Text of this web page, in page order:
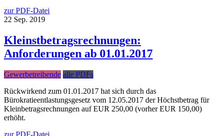
zur PDF-Datei
22 Sep. 2019
Kleinstbetragsrechnungen:
Anforderungen ab 01.01.2017
Gewerbetreibende alle PDFs
Rückwirkend zum 01.01.2017 hat sich durch das
Bürokratieentlastungsgesetz vom 12.05.2017 der Höchstbetrag für
Kleinbetragsrechnungen auf EUR 250,00 (vorher EUR 150,00)
erhöht.
zur PDF-Datei